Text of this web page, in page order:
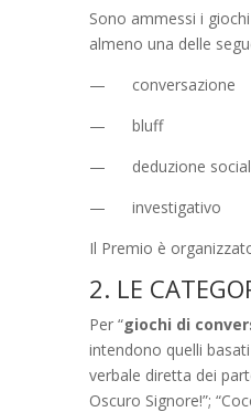
Sono ammessi i
almeno una delle
— conversazione
— bluff
— deduzione
— investigativo
Il Premio è
2. LE
Per “giochi di
intendono quelli
verbale diretta dei
Oscuro Signore!”;